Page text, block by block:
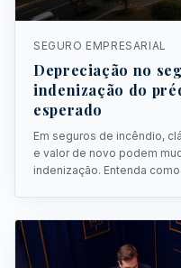
SEGURO EMPRESARIAL
Depreciação no
indenização do
esperado
Em seguros de incêndio,
e valor de novo podem
indenização. Entenda